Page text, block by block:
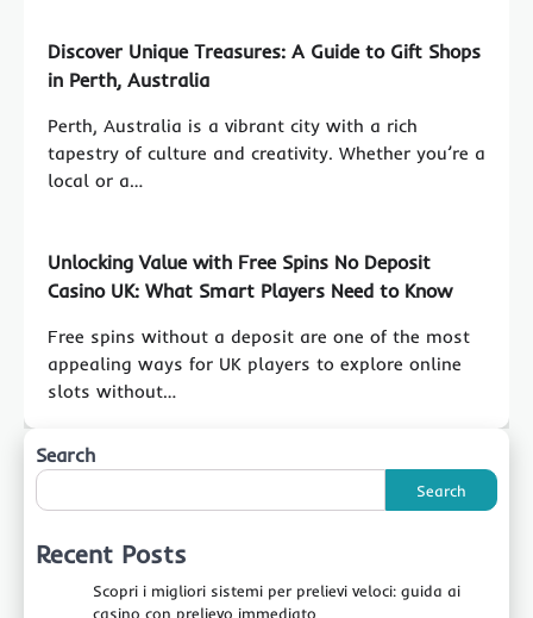
Discover Unique Treasures: A Guide to Gift Shops
in Perth, Australia
Perth, Australia is a vibrant city with a rich
tapestry of culture and creativity. Whether you’re a
local or a…
Unlocking Value with Free Spins No Deposit
Casino UK: What Smart Players Need to Know
Free spins without a deposit are one of the most
appealing ways for UK players to explore online
slots without…
Search
Search
Recent Posts
Scopri i migliori sistemi per prelievi veloci: guida ai
casino con prelievo immediato